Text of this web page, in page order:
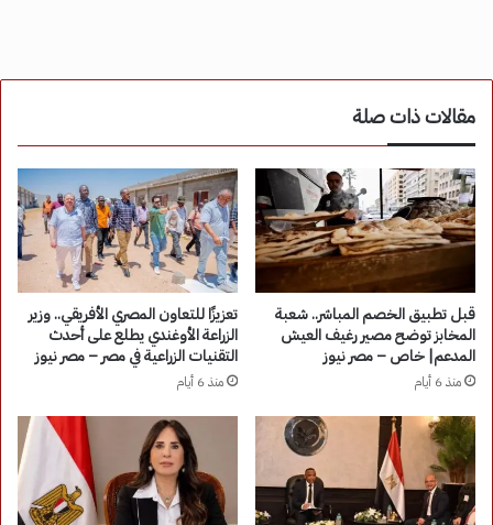
مقالات ذات صلة
قبل تطبيق الخصم المباشر.. شعبة
المخابز توضح مصير رغيف العيش
المدعم| خاص – مصر نيوز
منذ 6 أيام
تعزيزًا للتعاون المصري الأفريقي.. وزير
الزراعة الأوغندي يطلع على أحدث
التقنيات الزراعية في مصر – مصر نيوز
منذ 6 أيام